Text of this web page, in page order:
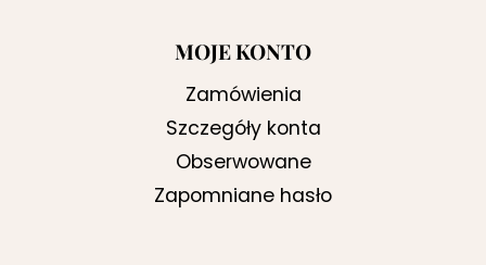
MOJE KONTO
Zamówienia
Szczegóły konta
Obserwowane
Zapomniane hasło